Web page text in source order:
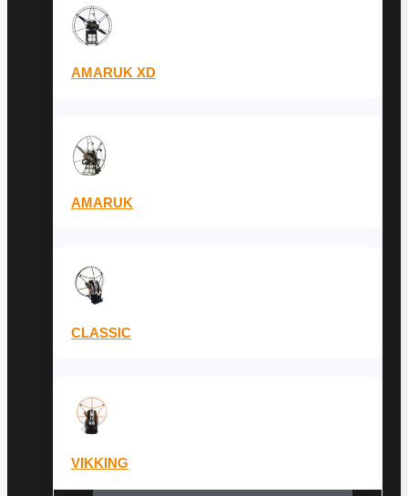
AMARUK XD
AMARUK
CLASSIC
VIKKING